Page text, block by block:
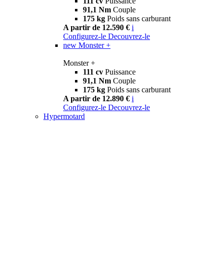
91,1 Nm Couple
175 kg Poids sans carburant
A partir de 12.590 € i
Configurez-le Decouvrez-le
new Monster +
Monster +
111 cv Puissance
91,1 Nm Couple
175 kg Poids sans carburant
A partir de 12.890 € i
Configurez-le Decouvrez-le
Hypermotard